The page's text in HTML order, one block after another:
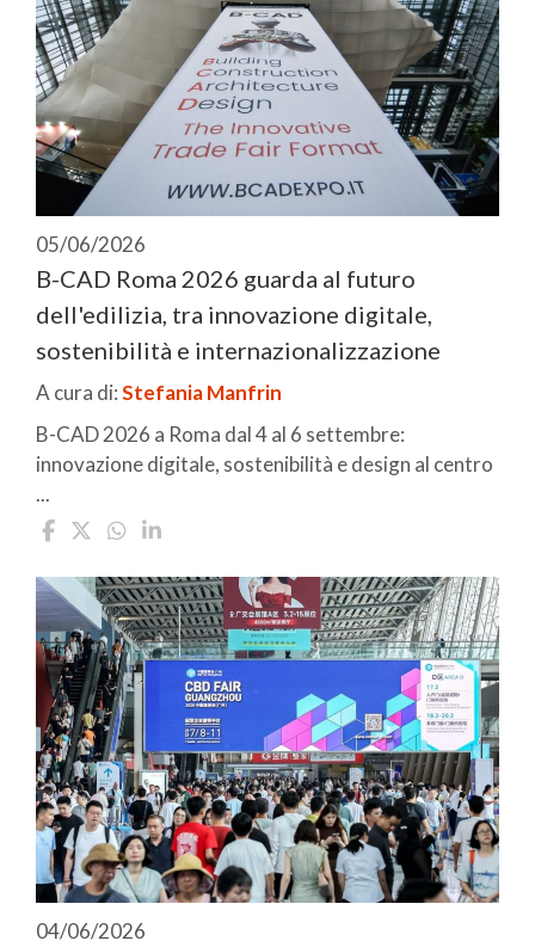
05/06/2026
B-CAD Roma 2026 guarda al futuro
dell'edilizia, tra innovazione digitale,
sostenibilità e internazionalizzazione
A cura di:Stefania Manfrin
B-CAD 2026 a Roma dal 4 al 6 settembre:
innovazione digitale, sostenibilità e design al centro
...
04/06/2026